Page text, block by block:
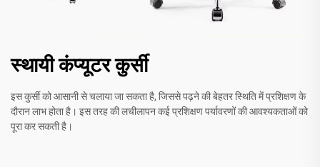
स्थायी कंप्यूटर कुर्सी
इस कुर्सी को आसानी से चलाया जा सकता है, जिससे पढ़ने की बेहतर स्थिति में प्रशिक्षण के
दौरान लाभ होता है। इस तरह की लचीलापन कई प्रशिक्षण पर्यावरणों की आवश्यकताओं को
पूरा कर सकती है।